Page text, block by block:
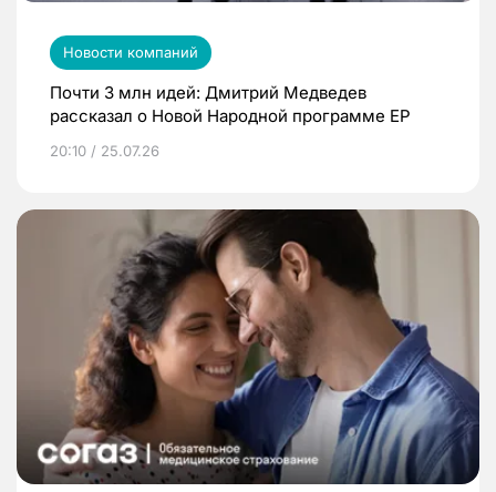
Новости компаний
Почти 3 млн идей: Дмитрий Медведев
рассказал о Новой Народной программе ЕР
20:10 / 25.07.26